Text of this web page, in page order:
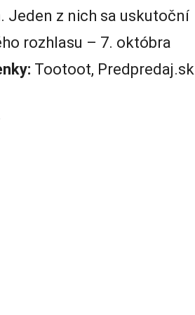
Jeden z nich sa uskutoční
rozhlasu – 7. októbra
Tootoot, Predpredaj.sk